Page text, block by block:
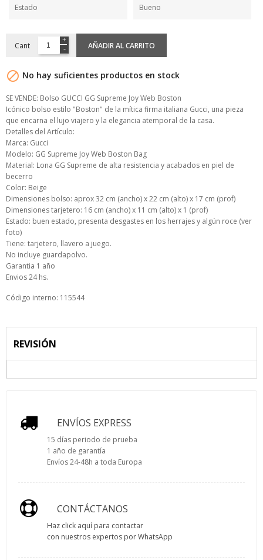
Estado Bueno
Cant AÑADIR AL CARRITO
 No hay suficientes productos en stock
SE VENDE: Bolso GUCCI GG Supreme Joy Web Boston
Icónico bolso estilo "Boston" de la mítica firma italiana Gucci, una pieza
que encarna el lujo viajero y la elegancia atemporal de la casa.
Detalles del Artículo:
Marca: Gucci
Modelo: GG Supreme Joy Web Boston Bag
Material: Lona GG Supreme de alta resistencia y acabados en piel de
becerro
Color: Beige
Dimensiones bolso: aprox 32 cm (ancho) x 22 cm (alto) x 17 cm (prof)
Dimensiones tarjetero: 16 cm (ancho) x 11 cm (alto) x 1 (prof)
Estado: buen estado, presenta desgastes en los herrajes y algún roce (ver
foto)
Tiene: tarjetero, llavero a juego.
No incluye guardapolvo.
Garantia 1 año
Envios 24 hs.
Código interno: 115544
REVISIÓN
ENVÍOS EXPRESS
15 días periodo de prueba
1 año de garantía
Envíos 24-48h a toda Europa
CONTÁCTANOS
Haz click aquí para contactar
con nuestros expertos por WhatsApp